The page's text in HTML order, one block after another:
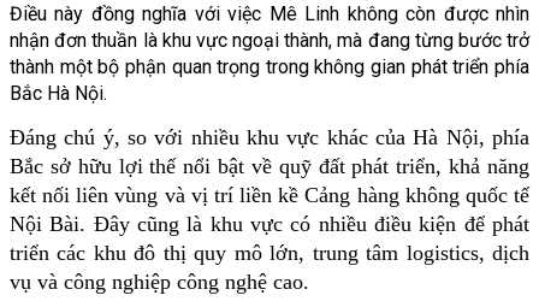
Điều này đồng nghĩa với việc Mê Linh không còn được nhìn
nhận đơn thuần là khu vực ngoại thành, mà đang từng bước trở
thành một bộ phận quan trọng trong không gian phát triển phía
Bắc Hà Nội.
Đáng chú ý, so với nhiều khu vực khác của Hà Nội, phía
Bắc sở hữu lợi thế nổi bật về quỹ đất phát triển, khả năng
kết nối liên vùng và vị trí liền kề Cảng hàng không quốc tế
Nội Bài. Đây cũng là khu vực có nhiều điều kiện để phát
triển các khu đô thị quy mô lớn, trung tâm logistics, dịch
vụ và công nghiệp công nghệ cao.